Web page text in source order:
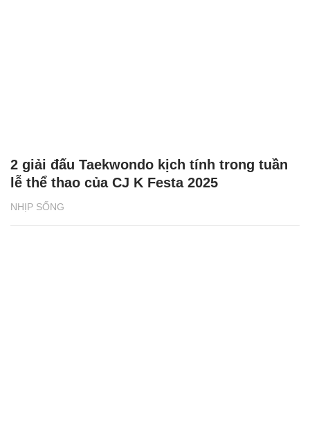
NHỊP SỐNG
2 giải đấu Taekwondo kịch tính trong tuần
lễ thể thao của CJ K Festa 2025